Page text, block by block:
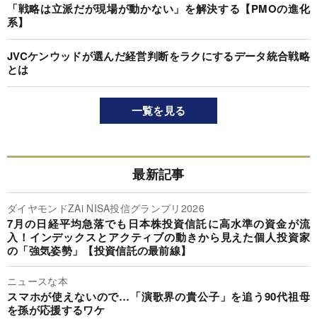
「戦略は立派だが現場が動かない」を解決する【PMOの進化
系】
JVCケンウッドが選んだ経営判断をラクにするデータ統合戦略
とは
一覧を見る
最新記事
ダイヤモンドZAi NISA投信グランプリ2026
7月の日経平均急落でも日本株投資信託に高水準の資金が流
入！インデックスとアクティブの動きから見えた個人投資家
の「強気姿勢」【投資信託の最前線】
ニュースな本
スマホが使えないので…「演歌界の貴公子」を追う90代祖母
を孫が応援するワケ